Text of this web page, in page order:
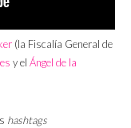
(la Fiscalía General de
y el Ángel de la
hashtags